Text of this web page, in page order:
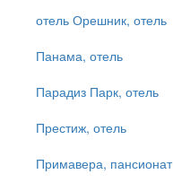
отель Орешник, отель
Панама, отель
Парадиз Парк, отель
Престиж, отель
Примавера, пансионат